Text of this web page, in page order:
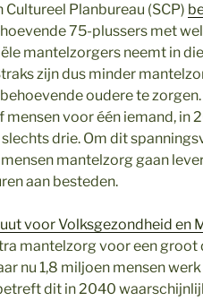
Cultureel Planbureau (SCP)
75-plussers met
mantelzorgers neemt in
zijn dus minder
oudere te
voor één iemand, in
drie. Om dit
mantelzorg gaan
aan besteden.
voor Volksgezondheid en
mantelzorg voor een
nu 1,8 miljoen mensen
dit in 2040